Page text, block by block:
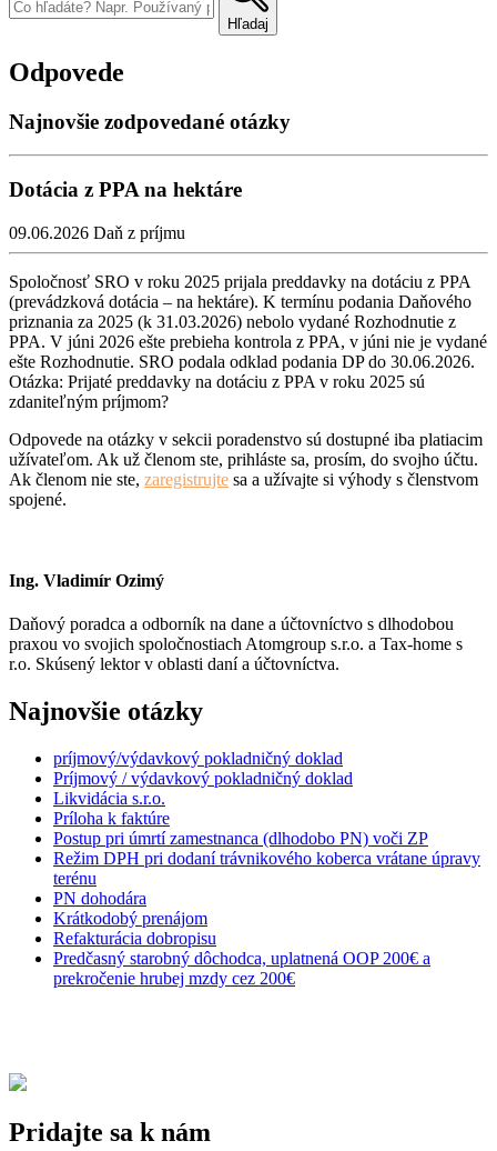
Hľadaj
Odpovede
Najnovšie zodpovedané otázky
Dotácia z PPA na hektáre
09.06.2026 Daň z príjmu
Spoločnosť SRO v roku 2025 prijala preddavky na dotáciu z PPA
(prevádzková dotácia – na hektáre). K termínu podania Daňového
priznania za 2025 (k 31.03.2026) nebolo vydané Rozhodnutie z
PPA. V júni 2026 ešte prebieha kontrola z PPA, v júni nie je vydané
ešte Rozhodnutie. SRO podala odklad podania DP do 30.06.2026.
Otázka: Prijaté preddavky na dotáciu z PPA v roku 2025 sú
zdaniteľným príjmom?
Odpovede na otázky v sekcii poradenstvo sú dostupné iba platiacim
užívateľom. Ak už členom ste, prihláste sa, prosím, do svojho účtu.
Ak členom nie ste, zaregistrujte sa a užívajte si výhody s členstvom
spojené.
Ing. Vladimír Ozimý
Daňový poradca a odborník na dane a účtovníctvo s dlhodobou
praxou vo svojich spoločnostiach Atomgroup s.r.o. a Tax-home s
r.o. Skúsený lektor v oblasti daní a účtovníctva.
Najnovšie otázky
príjmový/výdavkový pokladničný doklad
Príjmový / výdavkový pokladničný doklad
Likvidácia s.r.o.
Príloha k faktúre
Postup pri úmrtí zamestnanca (dlhodobo PN) voči ZP
Režim DPH pri dodaní trávnikového koberca vrátane úpravy
terénu
PN dohodára
Krátkodobý prenájom
Refakturácia dobropisu
Predčasný starobný dôchodca, uplatnená OOP 200€ a
prekročenie hrubej mzdy cez 200€
Pridajte sa k nám